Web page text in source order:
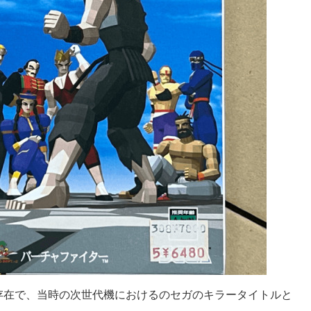
で、当時の次世代機におけるのセガのキラータイトルと